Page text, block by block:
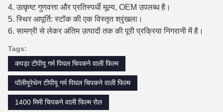
4. उत्कृष्ट गुणवत्ता और प्रतिस्पर्धी मूल्य, OEM उपलब्ध है।
5. स्थिर आपूर्ति: स्टॉक की एक विस्तृत श्रृंखला।
6. सामग्री से लेकर अंतिम उत्पादों तक की पूरी प्रक्रिया निगरानी में है।
Tags:
कपड़ा टीपीयू गर्म पिघल चिपकने वाली फिल्म
पॉलीयूरेथेन टीपीयू गर्म पिघल चिपकने वाली फिल्म
1400 मिमी चिपकने वाली फिल्म रोल